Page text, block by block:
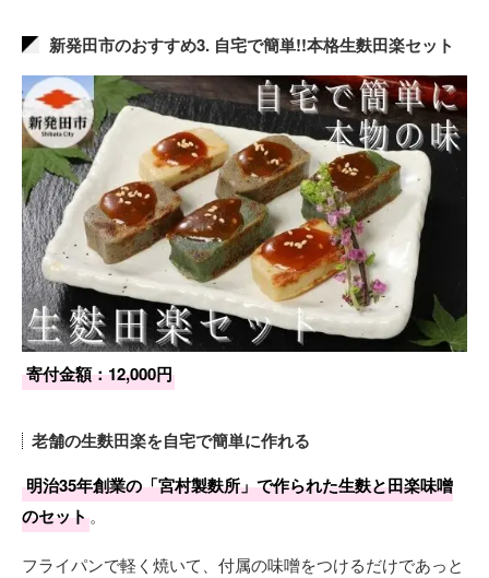
新発田市のおすすめ3. 自宅で簡単!!本格生麩田楽セット
寄付金額：12,000円
老舗の生麩田楽を自宅で簡単に作れる
明治35年創業の「宮村製麩所」で作られた生麩と田楽味噌
のセット。
フライパンで軽く焼いて、付属の味噌をつけるだけであっと